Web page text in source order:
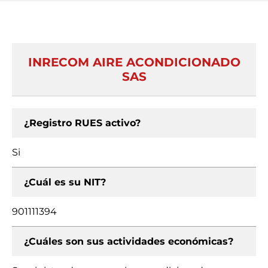
INRECOM AIRE ACONDICIONADO
SAS
¿Registro RUES activo?
Si
¿Cuál es su NIT?
901111394
¿Cuáles son sus actividades económicas?